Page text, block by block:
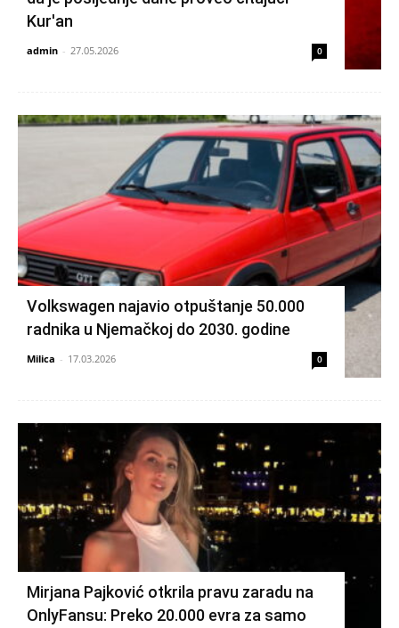
Kur'an
admin - 27.05.2026 0
Volkswagen najavio otpuštanje 50.000
radnika u Njemačkoj do 2030. godine
Milica - 17.03.2026 0
Mirjana Pajković otkrila pravu zaradu na
OnlyFansu: Preko 20.000 evra za samo